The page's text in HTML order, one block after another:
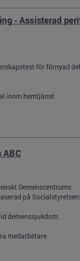
- Assisterad
för förnyad
inom hemtjänst
ABC
Demenscentrums
på
demenssjukdom.
medarbetare